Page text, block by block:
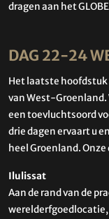
dragen aan het
DAG 22-24
Het laatste hoofdstuk
van West-Groenland.
een toevluchtsoord
drie dagen ervaart u
heel Groenland.
Ilulissat
Aan de rand van de